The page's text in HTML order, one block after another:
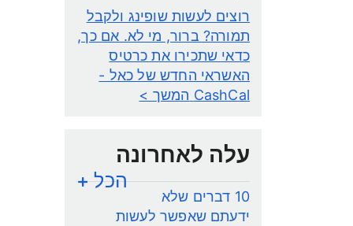
רוצים לעשות שופינג ולקבל
תמורה? ברור, מי לא. אם כך,
כדאי שתכירו את כרטיס
האשראי החדש של כאל -
CashCal המשך >
עלה לאחרונה
הכל +
10 דברים שלא
ידעתם שאפשר לעשות